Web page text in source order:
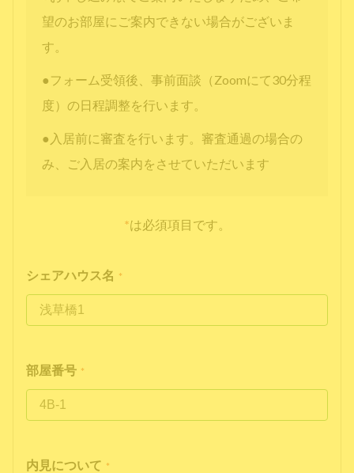
望のお部屋にご案内できない場合がございま
す。
●フォーム受領後、事前面談（Zoomにて30分程
度）の日程調整を行います。
●入居前に審査を行います。審査通過の場合の
み、ご入居の案内をさせていただいます
*は必須項目です。
シェアハウス名 *
部屋番号 *
内見について *